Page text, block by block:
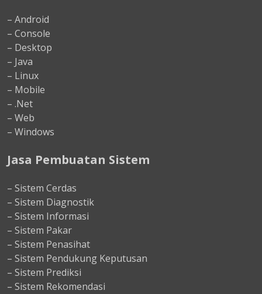
– Android
– Console
– Desktop
– Java
– Linux
– Mobile
– .Net
– Web
– Windows
Jasa Pembuatan Sistem
– Sistem Cerdas
– Sistem Diagnostik
– Sistem Informasi
– Sistem Pakar
– Sistem Penasihat
– Sistem Pendukung Keputusan
– Sistem Prediksi
– Sistem Rekomendasi